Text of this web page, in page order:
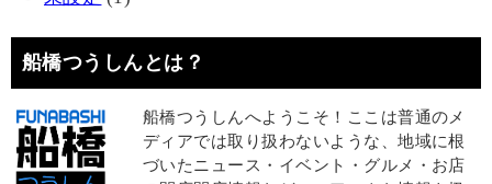
船橋つうしんとは？
船橋つうしんへようこそ！ここは普通のメ
ディアでは取り扱わないような、地域に根
づいたニュース・イベント・グルメ・お店